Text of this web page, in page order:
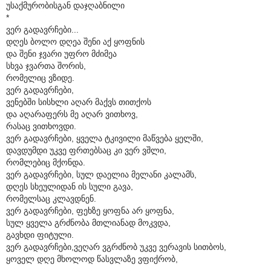
უსაქმურობისგან დაჯღაბნილი
*
ვერ გადავრჩები...
დღეს ბოლო დღეა შენი აქ ყოფნის
და შენი ჯვარი უფრო მძიმეა
სხვა ჯვართა შორის,
რომელიც ვზიდე.
ვერ გადავრჩები,
ვენებში სისხლი აღარ მაქვს თითქოს
და აღარაფერს მე აღარ ვითხოვ,
რასაც ვითხოვდი.
ვერ გადავრჩები, ყველა ტკივილი მაწვება ყელში,
დავდუმდი უკვე ფრთებსაც კი ვერ ვშლი,
რომლებიც მქონდა.
ვერ გადავრჩები, სულ დაელია მელანი კალამს,
დღეს სხეულიდან ის სული გავა,
რომელსაც კლავდნენ.
ვერ გადავრჩები, ფეხზე ყოფნა არ ყოფნა,
სულ ყველა გრძნობა მთლიანად მოკვდა,
გავხდი ფიტული.
ვერ გადავრჩები,ვეღარ ვგრძნობ უკვე ვერავის სითბოს,
ყოველ დღე მხოლოდ წასვლაზე ვფიქრობ,